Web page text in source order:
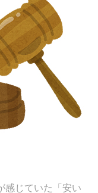
感じていた「安い